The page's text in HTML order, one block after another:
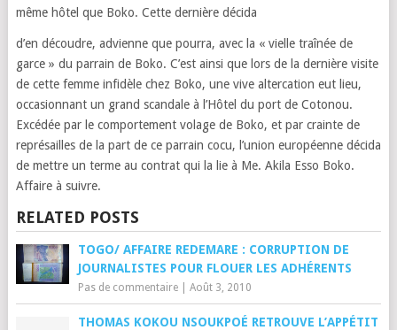
même hôtel que Boko. Cette dernière décida
d’en découdre, advienne que pourra, avec la « vielle traînée de
garce » du parrain de Boko. C’est ainsi que lors de la dernière visite
de cette femme infidèle chez Boko, une vive altercation eut lieu,
occasionnant un grand scandale à l’Hôtel du port de Cotonou.
Excédée par le comportement volage de Boko, et par crainte de
représailles de la part de ce parrain cocu, l’union européenne décida
de mettre un terme au contrat qui la lie à Me. Akila Esso Boko.
Affaire à suivre.
RELATED POSTS
TOGO/ AFFAIRE REDEMARE : CORRUPTION DE
JOURNALISTES POUR FLOUER LES ADHÉRENTS
Pas de commentaire| Août 3, 2010
THOMAS KOKOU NSOUKPOÉ RETROUVE L’APPÉTIT